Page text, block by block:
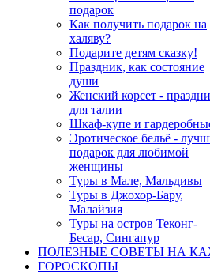
подарок
Как получить подарок на
халяву?
Подарите детям сказку!
Праздник, как состояние
души
Женский корсет -
для талии
Шкаф-купе и
Эротическое бельё -
подарок для любимой
женщины
Туры в Мале, Мальдивы
Туры в Джохор-Бару,
Малайзия
Туры на остров Теконг-
Бесар, Сингапур
ПОЛЕЗНЫЕ СОВЕТЫ НА
ГОРОСКОПЫ